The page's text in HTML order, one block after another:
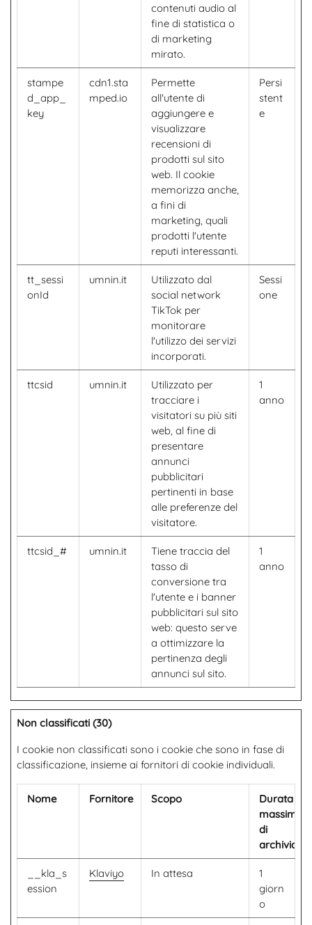
contenuti audio al
fine di statistica o
di marketing
mirato.
stampe
d_app_
key
cdn1.sta
mped.io
Permette
all'utente di
aggiungere e
visualizzare
recensioni di
prodotti sul sito
web. Il cookie
memorizza anche,
a fini di
marketing, quali
prodotti l'utente
reputi interessanti.
Persi
stent
e
tt_sessi
onId
umnin.it
Utilizzato dal
social network
TikTok per
monitorare
l'utilizzo dei servizi
incorporati.
Sessi
one
ttcsid umnin.it
Utilizzato per
tracciare i
visitatori su più siti
web, al fine di
presentare
annunci
pubblicitari
pertinenti in base
alle preferenze del
visitatore.
1
anno
ttcsid_# umnin.it
Tiene traccia del
tasso di
conversione tra
l'utente e i banner
pubblicitari sul sito
web: questo serve
a ottimizzare la
pertinenza degli
annunci sul sito.
1
anno
Non classificati (30)
I cookie non classificati sono i cookie che sono in fase di
classificazione, insieme ai fornitori di cookie individuali.
Nome Fornitore Scopo
Durata
massima
di
__kla_s
ession
Klaviyo In attesa
1
giorn
o